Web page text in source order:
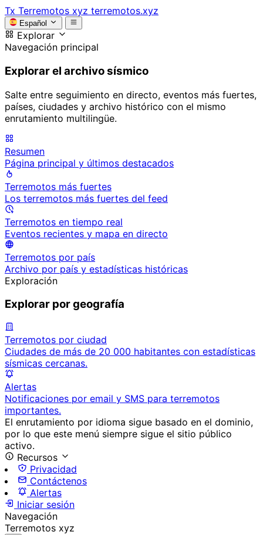
Tx Terremotos xyz terremotos.xyz
Español
Explorar
Navegación principal
Explorar el archivo sísmico
Salte entre seguimiento en directo, eventos más fuertes,
países, ciudades y archivo histórico con el mismo
enrutamiento multilingüe.
Resumen
Página principal y últimos destacados
Terremotos más fuertes
Los terremotos más fuertes del feed
Terremotos en tiempo real
Eventos recientes y mapa en directo
Terremotos por país
Archivo por país y estadísticas históricas
Exploración
Explorar por geografía
Terremotos por ciudad
Ciudades de más de 20 000 habitantes con estadísticas
sísmicas cercanas.
Alertas
Notificaciones por email y SMS para terremotos
importantes.
El enrutamiento por idioma sigue basado en el dominio,
por lo que este menú siempre sigue el sitio público
activo.
Recursos
Privacidad
Contáctenos
Alertas
Iniciar sesión
Navegación
Terremotos xyz